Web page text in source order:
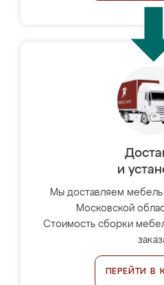
и
Мы доставляем
Московской
Стоимость сборки
ПЕРЕЙТИ В